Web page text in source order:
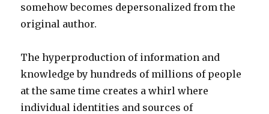
somehow becomes depersonalized from the
original author.
The hyperproduction of information and
knowledge by hundreds of millions of people
at the same time creates a whirl where
individual identities and sources of